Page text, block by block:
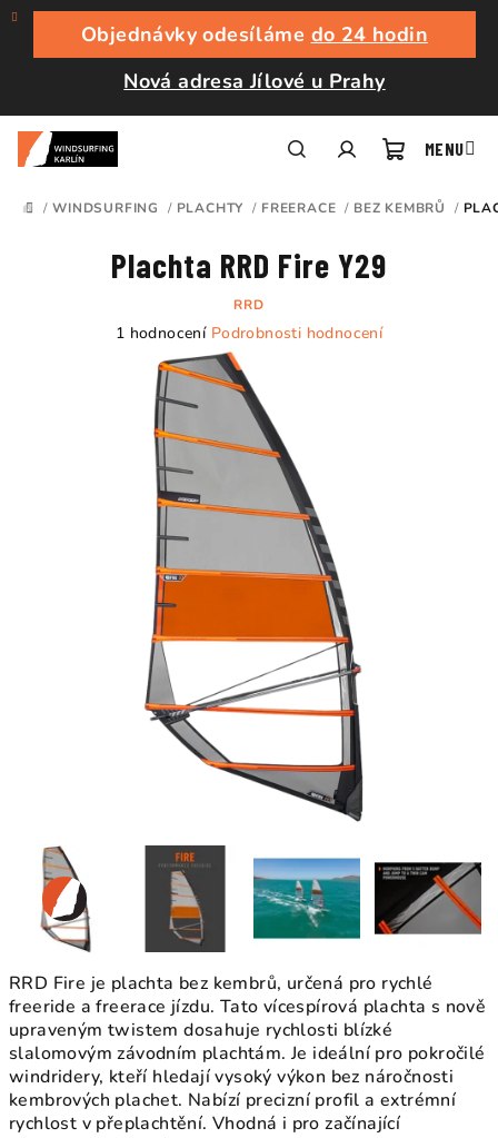
Přejít
obsah
Objednávky odesíláme do 24 hodin
Nová adresa Jílové u Prahy
DOMŮ
/ WINDSURFING / PLACHTY / FREERACE / BEZ KEMBRŮ /
RRD Fire je plachta bez kembrů, určená pro rychlé
freeride a freerace jízdu. Tato vícespírová plachta s nově
upraveným twistem dosahuje rychlosti blízké
slalomovým závodním plachtám. Je ideální pro pokročilé
windridery, kteří hledají vysoký výkon bez náročnosti
kembrových plachet. Nabízí precizní profil a extrémní
rychlost v přeplachtění. Vhodná i pro začínající
Plachta RRD Fire Y29
RRD
Průměrné
hodnocení
produktu
hvězdiček.
1 hodnocení Podrobnosti hodnocení